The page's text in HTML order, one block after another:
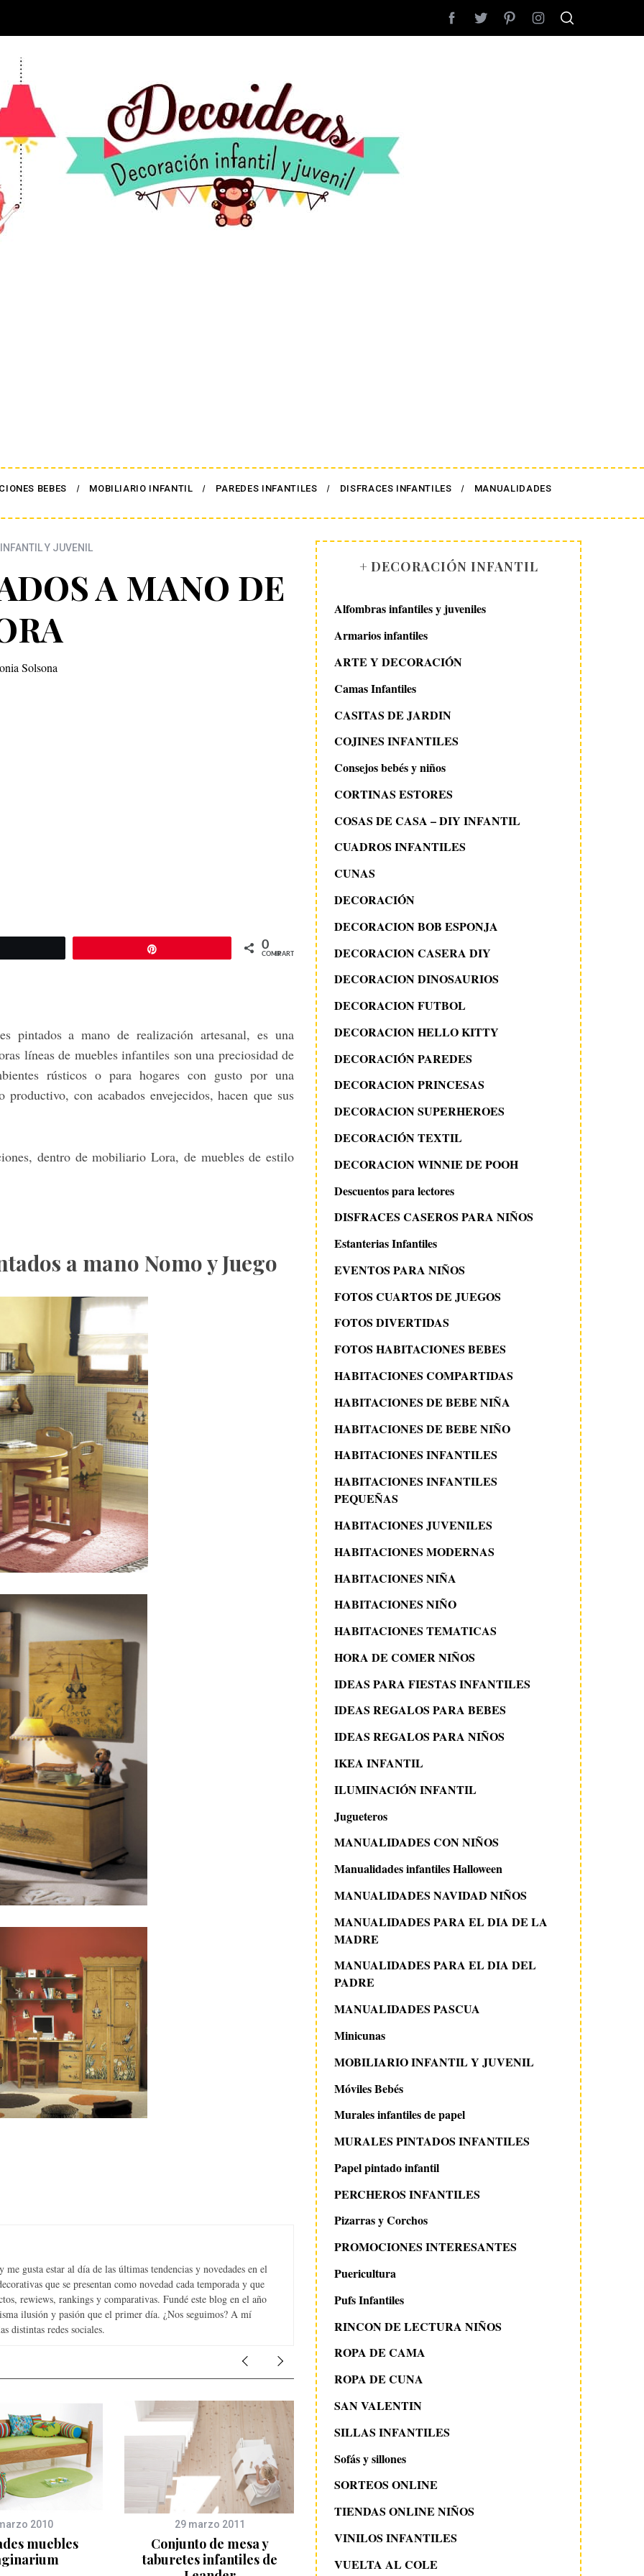
BEBES MOBILIARIO INFANTIL PAREDES INFANTILES DISFRACES INFANTILES MANUALIDADES
Y JUVENIL
A MANO DE
Solsona
0
COMPARTIR
pintados a mano de realización artesanal, es una
líneas de muebles infantiles son una preciosidad de
rústicos o para hogares con gusto por una
con acabados envejecidos, hacen que sus
dentro de mobiliario Lora, de muebles de estilo
a mano Nomo y Juego
gusta estar al día de las últimas tendencias y novedades en el
que se presentan como novedad cada temporada y que
rewiews, rankings y comparativas. Fundé este blog en el año
ilusión y pasión que el primer día. ¿Nos seguimos? A mí
distintas redes sociales.
2010
muebles
29 marzo 2011
Conjunto de mesa y
taburetes infantiles de
MUEBLES INSPIRADOS EN
LA NATURALEZA
18 febrero 2014
Dormitorio juvenil
cama abatible
+ DECORACIÓN INFANTIL
Alfombras infantiles y juveniles
Armarios infantiles
ARTE Y DECORACIÓN
Camas Infantiles
CASITAS DE JARDIN
COJINES INFANTILES
Consejos bebés y niños
CORTINAS ESTORES
COSAS DE CASA – DIY INFANTIL
CUADROS INFANTILES
CUNAS
DECORACIÓN
DECORACION BOB ESPONJA
DECORACION CASERA DIY
DECORACION DINOSAURIOS
DECORACION FUTBOL
DECORACION HELLO KITTY
DECORACIÓN PAREDES
DECORACION PRINCESAS
DECORACION SUPERHEROES
DECORACIÓN TEXTIL
DECORACION WINNIE DE POOH
Descuentos para lectores
DISFRACES CASEROS PARA NIÑOS
Estanterias Infantiles
EVENTOS PARA NIÑOS
FOTOS CUARTOS DE JUEGOS
FOTOS DIVERTIDAS
FOTOS HABITACIONES BEBES
HABITACIONES COMPARTIDAS
HABITACIONES DE BEBE NIÑA
HABITACIONES DE BEBE NIÑO
HABITACIONES INFANTILES
HABITACIONES INFANTILES
PEQUEÑAS
HABITACIONES JUVENILES
HABITACIONES MODERNAS
HABITACIONES NIÑA
HABITACIONES NIÑO
HABITACIONES TEMATICAS
HORA DE COMER NIÑOS
IDEAS PARA FIESTAS INFANTILES
IDEAS REGALOS PARA BEBES
IDEAS REGALOS PARA NIÑOS
IKEA INFANTIL
ILUMINACIÓN INFANTIL
Jugueteros
MANUALIDADES CON NIÑOS
Manualidades infantiles Halloween
MANUALIDADES NAVIDAD NIÑOS
MANUALIDADES PARA EL DIA DE LA
MADRE
MANUALIDADES PARA EL DIA DEL
PADRE
MANUALIDADES PASCUA
Minicunas
MOBILIARIO INFANTIL Y JUVENIL
Móviles Bebés
Murales infantiles de papel
MURALES PINTADOS INFANTILES
Papel pintado infantil
PERCHEROS INFANTILES
Pizarras y Corchos
PROMOCIONES INTERESANTES
Puericultura
Pufs Infantiles
RINCON DE LECTURA NIÑOS
ROPA DE CAMA
ROPA DE CUNA
SAN VALENTIN
SILLAS INFANTILES
Sofás y sillones
SORTEOS ONLINE
TIENDAS ONLINE NIÑOS
VINILOS INFANTILES
VUELTA AL COLE